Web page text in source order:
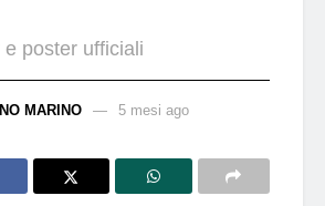
poster ufficiali
MARINO 5 mesi ago